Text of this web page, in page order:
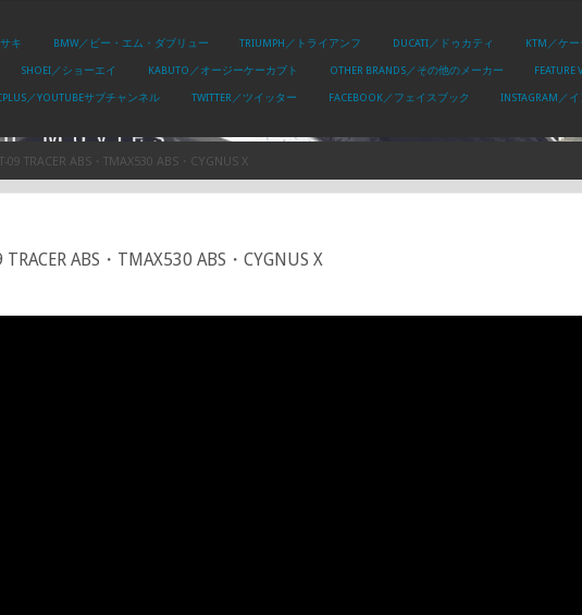
キ BMW／ビー・エム・ダブリュー TRIUMPH／トライアンフ DUCATI／ドゥカティ KTM／ケ
SHOEI／ショーエイ KABUTO／オージーケーカブト OTHER BRANDS／その他のメーカー
／YOUTUBEサブチャンネル TWITTER／ツイッター FACEBOOK／フェイスブック INSTAGRAM／
TRACER ABS・TMAX530 ABS・CYGNUS X
ABS・TMAX530 ABS・CYGNUS X